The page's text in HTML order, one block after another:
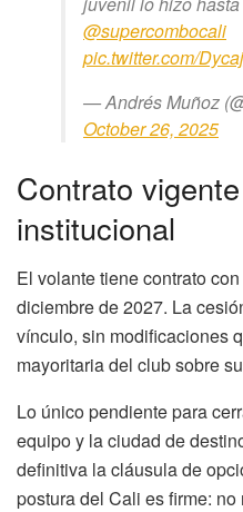
@supercombocali
pic.twitter.com/
— Andrés Muñoz
October 26, 2025
Contrato
institucional
El volante tiene contrato
diciembre de 2027. La
vínculo, sin modificaciones
mayoritaria del club sobre
Lo único pendiente para
equipo y la ciudad de
definitiva la cláusula de
postura del Cali es firme: